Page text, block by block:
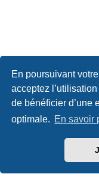
En poursuivant
acceptez
de bénéficier d’une
optimale. En savoir